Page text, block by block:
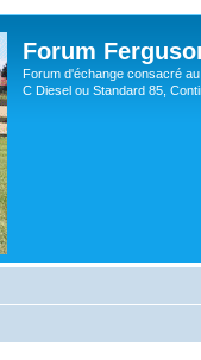
Forum
Forum d'échange consacré
C Diesel ou Standard 85,